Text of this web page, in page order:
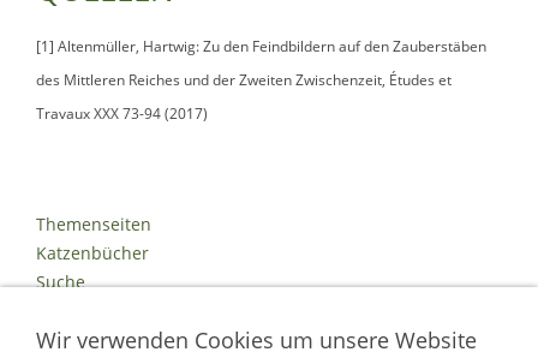
[1] Altenmüller, Hartwig: Zu den Feindbildern auf den Zauberstäben
des Mittleren Reiches und der Zweiten Zwischenzeit, Études et
Travaux XXX 73-94 (2017)
Themenseiten
Katzenbücher
Suche
Impressum
Wir verwenden Cookies um unsere Website